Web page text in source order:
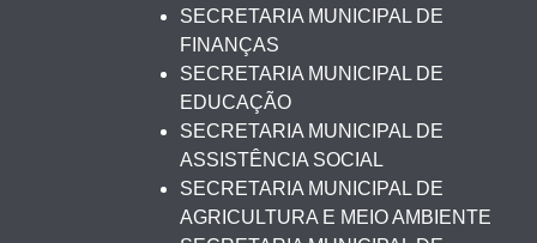
SECRETARIA MUNICIPAL DE
FINANÇAS
SECRETARIA MUNICIPAL DE
EDUCAÇÃO
SECRETARIA MUNICIPAL DE
ASSISTÊNCIA SOCIAL
SECRETARIA MUNICIPAL DE
AGRICULTURA E MEIO AMBIENTE